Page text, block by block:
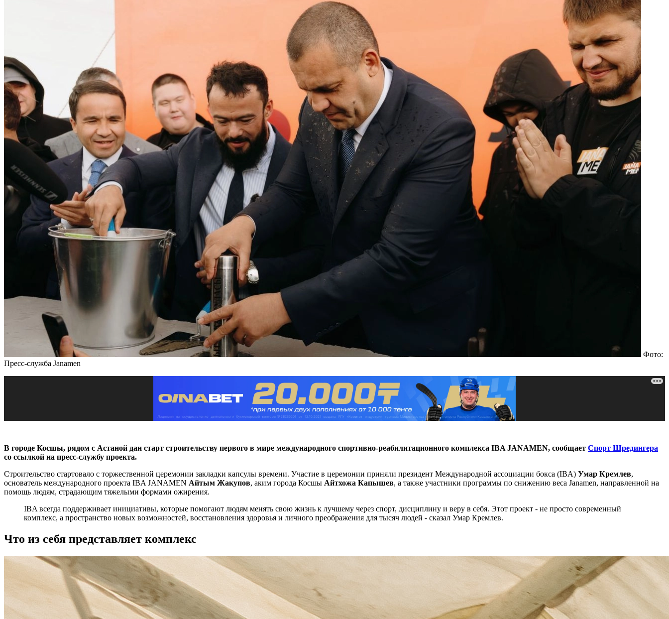
Фото:
Пресс-служба Janamen
В городе Косшы, рядом с Астаной дан старт строительству первого в мире международного спортивно-реабилитационного комплекса IBA JANAMEN, сообщает Спорт Шредингера
со ссылкой на пресс-службу проекта.
Строительство стартовало с торжественной церемонии закладки капсулы времени. Участие в церемонии приняли президент Международной ассоциации бокса (IBA) Умар Кремлев,
основатель международного проекта IBA JANAMEN Айтым Жакупов, аким города Косшы Айтхожа Капышев, а также участники программы по снижению веса Janamen, направленной на
помощь людям, страдающим тяжелыми формами ожирения.
IBA всегда поддерживает инициативы, которые помогают людям менять свою жизнь к лучшему через спорт, дисциплину и веру в себя. Этот проект - не просто современный
комплекс, а пространство новых возможностей, восстановления здоровья и личного преображения для тысяч людей - сказал Умар Кремлев.
Что из себя представляет комплекс